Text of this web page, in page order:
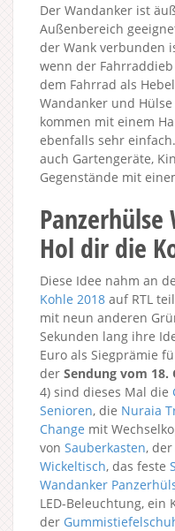
Der Wandanker ist
Außenbereich
der Wank verbunden
wenn der
dem Fahrrad als
Wandanker und
kommen mit einem
ebenfalls sehr
auch Gartengeräte,
Gegenstände mit
Hol dir die
Diese Idee nahm an
Kohle 2018 auf RTL
mit neun anderen
Sekunden lang ihre
Euro als Siegprämie
der Sendung vom 18.
4) sind dieses Mal die
Senioren, die Nuraia
Change mit
von Sauberkasten,
Wickeltisch, das feste
Wandanker
LED-Beleuchtung, ein
der